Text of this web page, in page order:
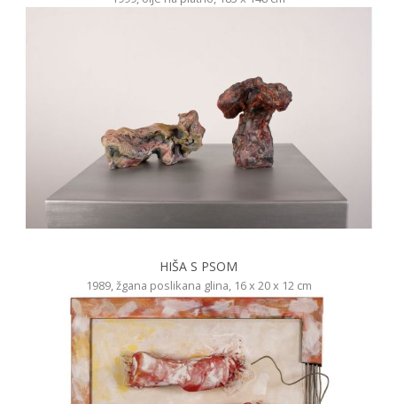
HIŠA S PSOM
1989, žgana poslikana glina, 16 x 20 x 12 cm